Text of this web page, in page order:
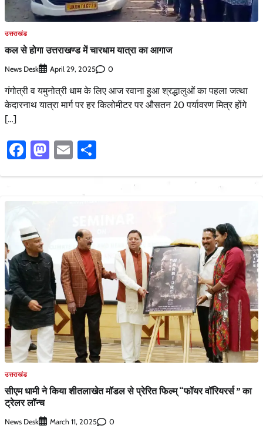
उत्तराखंड
कल से होगा उत्तराखण्ड में चारधाम यात्रा का आगाज
News Desk April 29, 2025 0
गंगोत्री व यमुनोत्री धाम के लिए आज रवाना हुआ श्रद्धालुओं का पहला जत्था
केदारनाथ यात्रा मार्ग पर हर किलोमीटर पर औसतन 20 पर्यावरण मित्र होंगे
[…]
Facebook
Mastodon
Email
उत्तराखंड
सीएम धामी ने किया शीतलाखेत मॉडल से प्रेरित फिल्म् “फॉयर वॉरियरर्स ” का
ट्रेलर लॉन्च
News Desk March 11, 2025 0